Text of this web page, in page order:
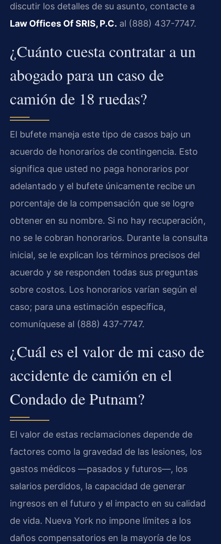
discutir los detalles de su asunto, contacte a
Law Offices Of SRIS, P.C. al (888) 437-7747.
¿Cuánto cuesta contratar a un
abogado para un caso de
camión de 18 ruedas?
El bufete maneja este tipo de casos bajo un
acuerdo de honorarios de contingencia. Esto
significa que usted no paga honorarios por
adelantado y el bufete únicamente recibe un
porcentaje de la compensación que se logre
obtener en su nombre. Si no hay recuperación,
no se le cobran honorarios. Durante la consulta
inicial, se le explican los términos precisos del
acuerdo y se responden todas sus preguntas
sobre costos. Los honorarios varían según el
caso; para una estimación específica,
comuníquese al (888) 437-7747.
¿Cuál es el valor de mi caso de
accidente de camión en el
Condado de Putnam?
El valor de estas reclamaciones depende de
factores como la gravedad de las lesiones, los
gastos médicos —pasados y futuros—, los
salarios perdidos, la capacidad de generar
ingresos en el futuro y el impacto en su calidad
de vida. Nueva York no impone límites a los
daños compensatorios en la mayoría de los